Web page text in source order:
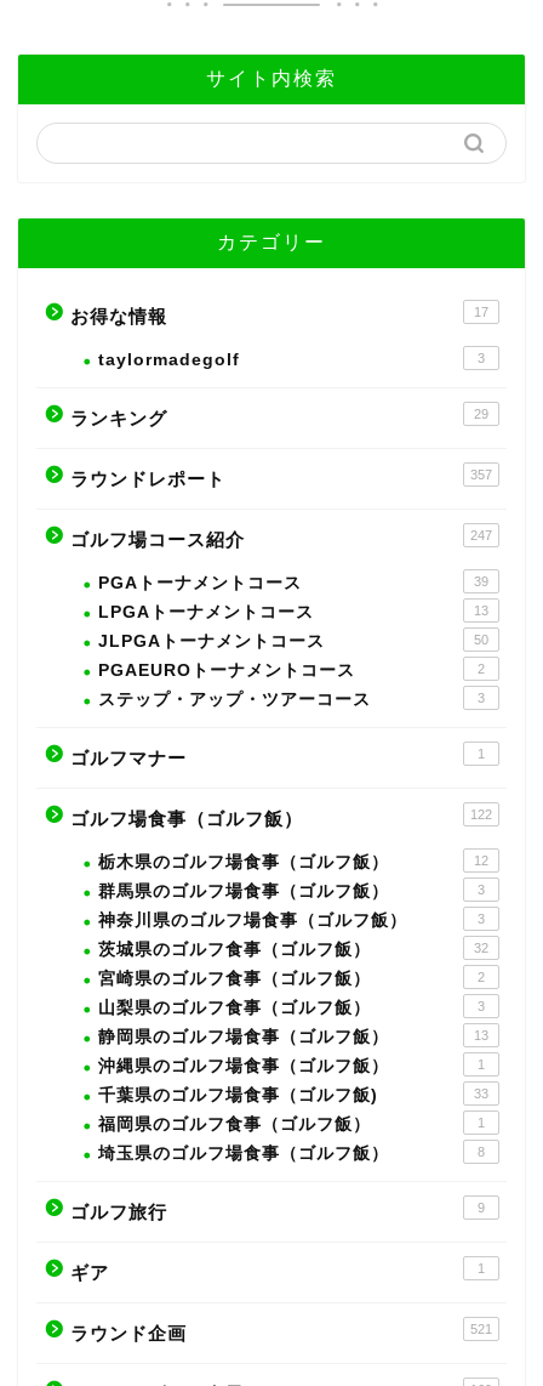
サイト内検索
カテゴリー
お得な情報 17
taylormadegolf 3
ランキング 29
ラウンドレポート 357
ゴルフ場コース紹介 247
PGAトーナメントコース 39
LPGAトーナメントコース 13
JLPGAトーナメントコース 50
PGAEUROトーナメントコース 2
ステップ・アップ・ツアーコース 3
ゴルフマナー 1
ゴルフ場食事（ゴルフ飯） 122
栃木県のゴルフ場食事（ゴルフ飯） 12
群馬県のゴルフ場食事（ゴルフ飯） 3
神奈川県のゴルフ場食事（ゴルフ飯） 3
茨城県のゴルフ食事（ゴルフ飯） 32
宮崎県のゴルフ食事（ゴルフ飯） 2
山梨県のゴルフ食事（ゴルフ飯） 3
静岡県のゴルフ場食事（ゴルフ飯） 13
沖縄県のゴルフ場食事（ゴルフ飯） 1
千葉県のゴルフ場食事（ゴルフ飯) 33
福岡県のゴルフ食事（ゴルフ飯） 1
埼玉県のゴルフ場食事（ゴルフ飯） 8
ゴルフ旅行 9
ギア 1
ラウンド企画 521